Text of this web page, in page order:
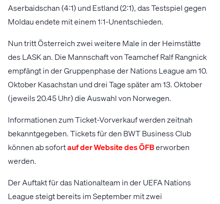
Aserbaidschan (4:1) und Estland (2:1), das Testspiel gegen
Moldau endete mit einem 1:1-Unentschieden.
Nun tritt Österreich zwei weitere Male in der Heimstätte
des LASK an. Die Mannschaft von Teamchef Ralf Rangnick
empfängt in der Gruppenphase der Nations League am 10.
Oktober Kasachstan und drei Tage später am 13. Oktober
(jeweils 20.45 Uhr) die Auswahl von Norwegen.
Informationen zum Ticket-Vorverkauf werden zeitnah
bekanntgegeben. Tickets für den BWT Business Club
können ab sofortauf der Website des ÖFBerworben
werden.
Der Auftakt für das Nationalteam in der UEFA Nations
League steigt bereits im September mit zwei